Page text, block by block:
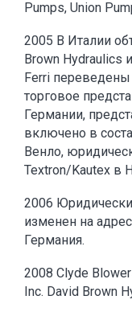
Pumps, Union
2005 В Италии
Brown Hydraulics
Ferri
торговое
Германии,
включено в
Венло,
Textron/Kautex в
2006
изменен на
Германия.
2008 Clyde
Inc. David Brown